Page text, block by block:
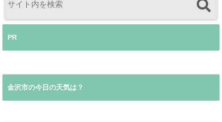
PR
金沢市の今日の天気は？